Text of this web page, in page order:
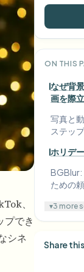
、
でき
シネ
ON THIS
なぜ背
画を際
写真と
ステップ
ホリデ
BGBlur:
ための
▾3 more
Share